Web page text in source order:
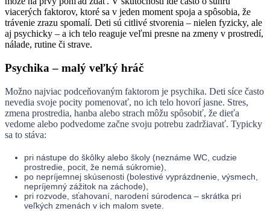
viacerých faktorov, ktoré sa v jeden moment spoja a spôsobia, že
trávenie zrazu spomalí. Deti sú citlivé stvorenia – nielen fyzicky, ale
aj psychicky – a ich telo reaguje veľmi presne na zmeny v prostredí,
nálade, rutine či strave.
Psychika – malý veľký hráč
Možno najviac podceňovaným faktorom je psychika. Deti síce často
nevedia svoje pocity pomenovať, no ich telo hovorí jasne. Stres,
zmena prostredia, hanba alebo strach môžu spôsobiť, že dieťa
vedome alebo podvedome začne svoju potrebu zadržiavať. Typicky
sa to stáva:
pri nástupe do škôlky alebo školy (neznáme WC, cudzie
prostredie, pocit, že nemá súkromie),
po nepríjemnej skúsenosti (bolestivé vyprázdnenie, výsmech,
nepríjemný zážitok na záchode),
pri rozvode, sťahovaní, narodení súrodenca – skrátka pri
veľkých zmenách v ich malom svete.